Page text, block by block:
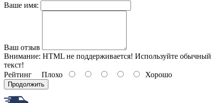
Ваше имя:
Ваш отзыв
Внимание: HTML не поддерживается! Используйте обычный
текст!
Рейтинг Плохо Хорошо
Продолжить